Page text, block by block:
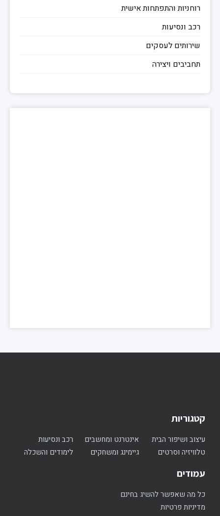
רוחניות והתפתחות אישית
רכב ונסיעות
שירותים לעסקים
תחביבים ויצירה
קטגוריות
עיצוב ושיפור הבית
טלוויזיה וסרטים
אינטרנט ומחשבים
גיימינג ומשחקים
רכב ונסיעות
לימודים והשכלה
עמודים
כל מה שאפשר להשיג בחינם
מדיניות פרטיות